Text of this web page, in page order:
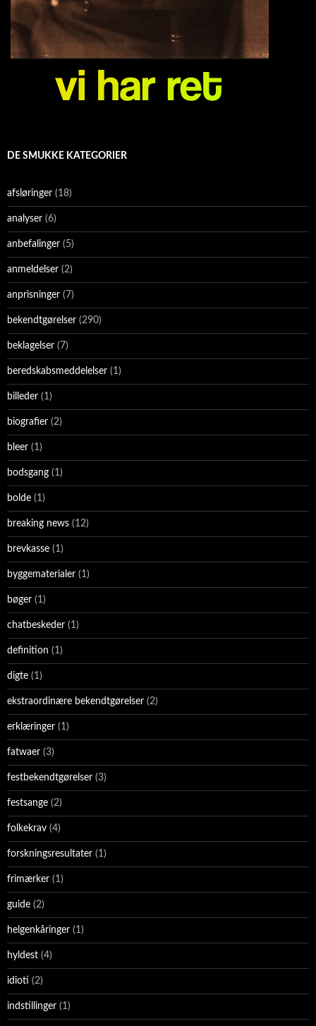
DE SMUKKE KATEGORIER
afsløringer (18)
analyser (6)
anbefalinger (5)
anmeldelser (2)
anprisninger (7)
bekendtgørelser (290)
beklagelser (7)
beredskabsmeddelelser (1)
billeder (1)
biografier (2)
bleer (1)
bodsgang (1)
bolde (1)
breaking news (12)
brevkasse (1)
byggematerialer (1)
bøger (1)
chatbeskeder (1)
definition (1)
digte (1)
ekstraordinære bekendtgørelser (2)
erklæringer (1)
fatwaer (3)
festbekendtgørelser (3)
festsange (2)
folkekrav (4)
forskningsresultater (1)
frimærker (1)
guide (2)
helgenkåringer (1)
hyldest (4)
idioti (2)
indstillinger (1)